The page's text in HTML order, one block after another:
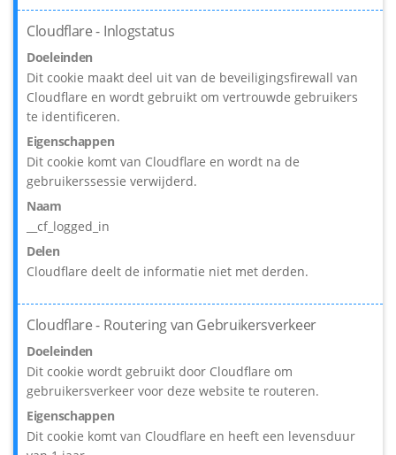
Cloudflare - Inlogstatus
Doeleinden
Dit cookie maakt deel uit van de beveiligingsfirewall van
Cloudflare en wordt gebruikt om vertrouwde gebruikers
te identificeren.
Eigenschappen
Dit cookie komt van Cloudflare en wordt na de
gebruikerssessie verwijderd.
Naam
__cf_logged_in
Delen
Cloudflare deelt de informatie niet met derden.
Cloudflare - Routering van Gebruikersverkeer
Doeleinden
Dit cookie wordt gebruikt door Cloudflare om
gebruikersverkeer voor deze website te routeren.
Eigenschappen
Dit cookie komt van Cloudflare en heeft een levensduur